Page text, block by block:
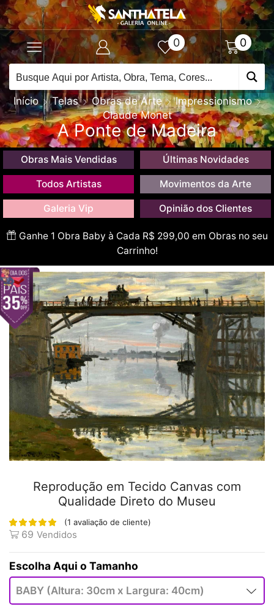
0 0
Início Telas Obras de Arte
Impressionismo
Claude Monet
A Ponte de Madeira
Obras Mais Vendidas Últimas Novidades
Todos Artistas Movimentos da Arte
Galeria Vip Opinião dos Clientes
Ganhe 1 Obra Baby à Cada R$ 299,00 em Obras no seu
Carrinho!
Reprodução em Tecido Canvas com
Qualidade Direto do Museu
(1 avaliação de cliente)
69 Vendidos
Tamanho